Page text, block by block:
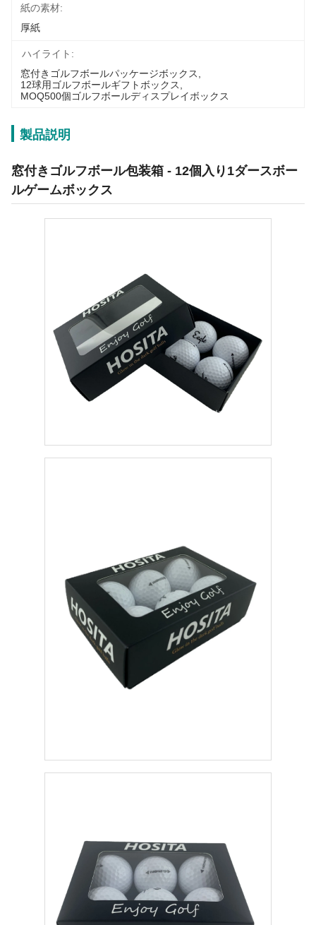
紙の素材:
厚紙
ハイライト:
窓付きゴルフボールパッケージボックス
12球用ゴルフボールギフトボックス
MOQ500個ゴルフボールディスプレイボックス
製品説明
窓付きゴルフボール包装箱 - 12個入り1ダースボー
ルゲームボックス